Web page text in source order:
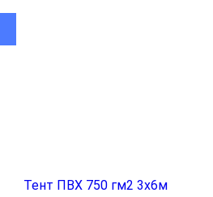
Тент ПВХ 750 гм2 3x6м